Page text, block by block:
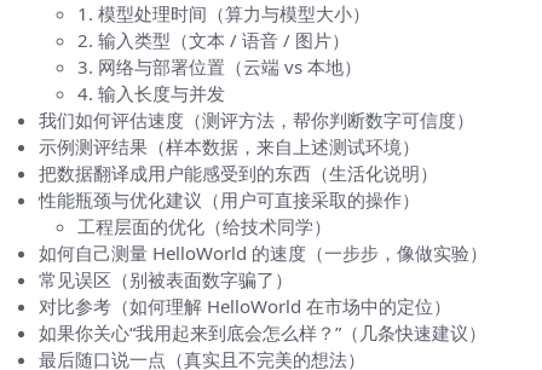
1. 模型处理时间（算力与模型大小）
2. 输入类型（文本 / 语音 / 图片）
3. 网络与部署位置（云端 vs 本地）
4. 输入长度与并发
我们如何评估速度（测评方法，帮你判断数字可信度）
示例测评结果（样本数据，来自上述测试环境）
把数据翻译成用户能感受到的东西（生活化说明）
性能瓶颈与优化建议（用户可直接采取的操作）
工程层面的优化（给技术同学）
如何自己测量 HelloWorld 的速度（一步步，像做实验）
常见误区（别被表面数字骗了）
对比参考（如何理解 HelloWorld 在市场中的定位）
如果你关心“我用起来到底会怎么样？”（几条快速建议）
最后随口说一点（真实且不完美的想法）